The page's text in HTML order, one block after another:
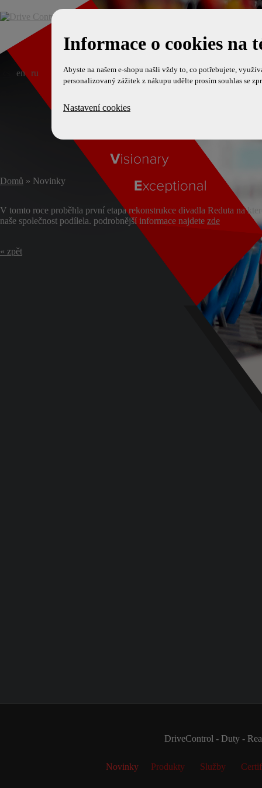
en ru
Domů » Novinky
V tomto roce proběhla první etapa rekonstrukce divadla Reduta na
naše společnost podílela. podrobnější informace najdete zde
« zpět
DriveControl - Duty -
Novinky Produkty Služby
Informace o cookies na
Abyste na našem e-shopu našli vždy to, co potřebujete,
personalizovaný zážitek z nákupu udělte prosím souhlas se
Nastavení cookies